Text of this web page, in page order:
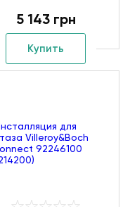
5 143 грн
Купить